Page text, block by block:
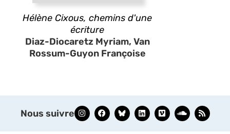
Hélène Cixous, chemins d'une
écriture
Diaz-Diocaretz Myriam, Van
Rossum-Guyon Françoise
Nous suivre